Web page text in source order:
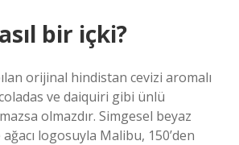
bir içki?
orijinal hindistan cevizi aromalı
ve daiquiri gibi ünlü
olmazdır. Simgesel beyaz
logosuyla Malibu, 150’den